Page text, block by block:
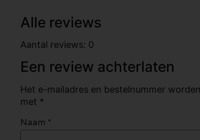
Alle reviews
Aantal reviews: 0
Een review achterlaten
Het e-mailadres en bestelnummer
met *
Naam *